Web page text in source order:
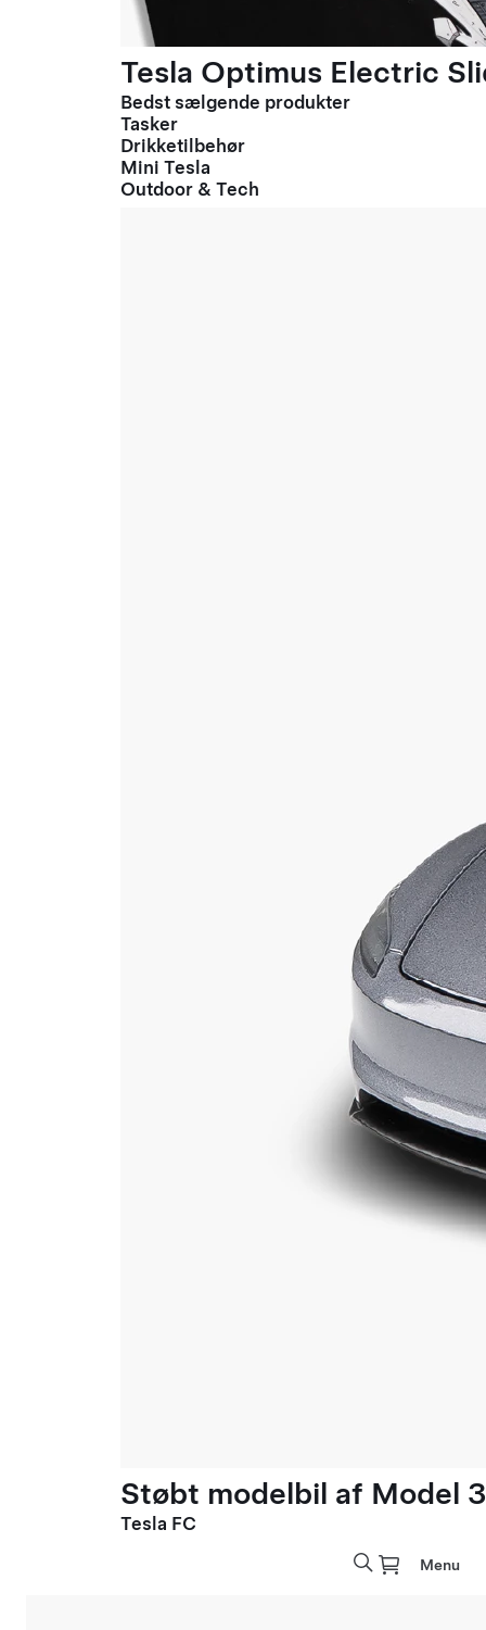
Tesla Optimus Electric
Bedst sælgende produkter
Tasker
Drikketilbehør
Mini Tesla
Outdoor & Tech
Støbt modelbil af Model
Tesla FC
Menu